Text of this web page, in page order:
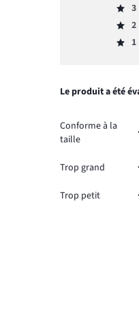
de
20.
4,
de
Note
3,
3
Note
2,
votes
3.
2
Note
de
1
Le produit a été
Conforme à la
taille
Trop grand
Trop petit